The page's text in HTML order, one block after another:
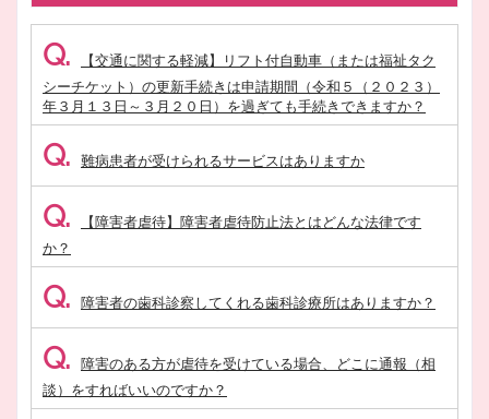
Q.
【交通に関する軽減】リフト付自動車（または福祉タク
シーチケット）の更新手続きは申請期間（令和５（２０２３）
年３月１３日～３月２０日）を過ぎても手続きできますか？
Q. 難病患者が受けられるサービスはありますか
Q.
【障害者虐待】障害者虐待防止法とはどんな法律です
か？
Q. 障害者の歯科診察してくれる歯科診療所はありますか？
Q. 障害のある方が虐待を受けている場合、どこに通報（相
談）をすればいいのですか？